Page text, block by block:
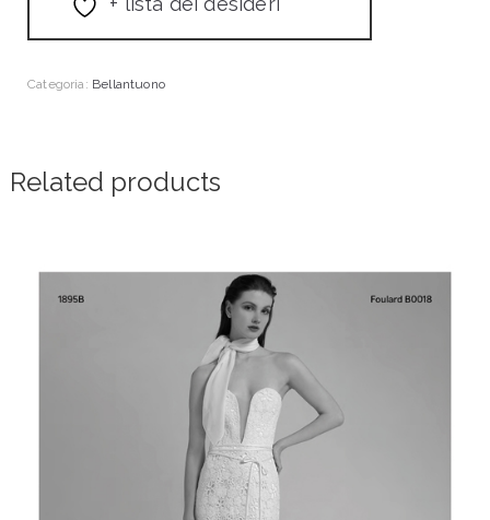
Categoria: Bellantuono
Related products